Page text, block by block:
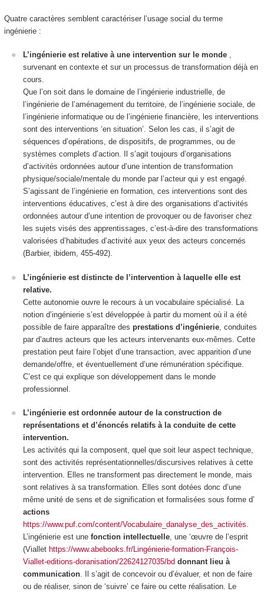
Quatre caractères semblent caractériser l’usage social du terme
ingénierie:
L’ingénierie est relative à une intervention sur le monde ,
survenant en contexte et sur un processus de transformation déjà en
cours.
Que l’on soit dans le domaine de l’ingénierie industrielle, de
l’ingénierie de l’aménagement du territoire, de l’ingénierie sociale, de
l’ingénierie informatique ou de l’ingénierie financière, les interventions
sont des interventions ‘en situation’. Selon les cas, il s’agit de
séquences d’opérations, de dispositifs, de programmes, ou de
systèmes complets d’action. Il s’agit toujours d’organisations
d’activités ordonnées autour d’une intention de transformation
physique/sociale/mentale du monde par l’acteur qui y est engagé.
S’agissant de l’ingénierie en formation, ces interventions sont des
interventions éducatives, c’est à dire des organisations d’activités
ordonnées autour d’une intention de provoquer ou de favoriser chez
les sujets visés des apprentissages, c’est-à-dire des transformations
valorisées d’habitudes d’activité aux yeux des acteurs concernés
(Barbier, ibidem, 455-492).
L’ingénierie est distincte de l’intervention à laquelle elle est
relative.
Cette autonomie ouvre le recours à un vocabulaire spécialisé. La
notion d’ingénierie s’est développée à partir du moment où il a été
possible de faire apparaître des prestations d’ingénierie , conduites
par d’autres acteurs que les acteurs intervenants eux-mêmes. Cette
prestation peut faire l’objet d’une transaction, avec apparition d’une
demande/offre, et éventuellement d’une rémunération spécifique.
C’est ce qui explique son développement dans le monde
professionnel.
L’ingénierie est ordonnée autour de la construction de
représentations et d’énoncés relatifs à la conduite de cette
intervention.
Les activités qui la composent, quel que soit leur aspect technique,
sont des activités représentationnelles/discursives relatives à cette
intervention. Elles ne transforment pas directement le monde, mais
sont relatives à sa transformation. Elles sont dotées donc d’une
même unité de sens et de signification et formalisées sous forme d’
actions
https://www.puf.com/content/Vocabulaire_danalyse_des_activités.
L’ingénierie est une fonction intellectuelle, une ‘œuvre de l’esprit
(Viallet https://www.abebooks.fr/Lingénierie-formation-François-
Viallet-editions-doranisation/22624127035/bd donnant lieu à
communication. Il s’agit de concevoir ou d’évaluer, et non de faire
ou de réaliser, sinon de ‘suivre’ ce faire ou cette réalisation. Le